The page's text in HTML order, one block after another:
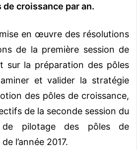
croissance par an.
en œuvre des résolutions
de la première session de
sur la préparation des pôles
et valider la stratégie
des pôles de croissance,
de la seconde session du
de pilotage des pôles de
l’année 2017.